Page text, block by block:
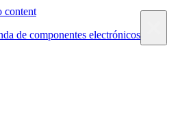
content
de componentes electrónicos